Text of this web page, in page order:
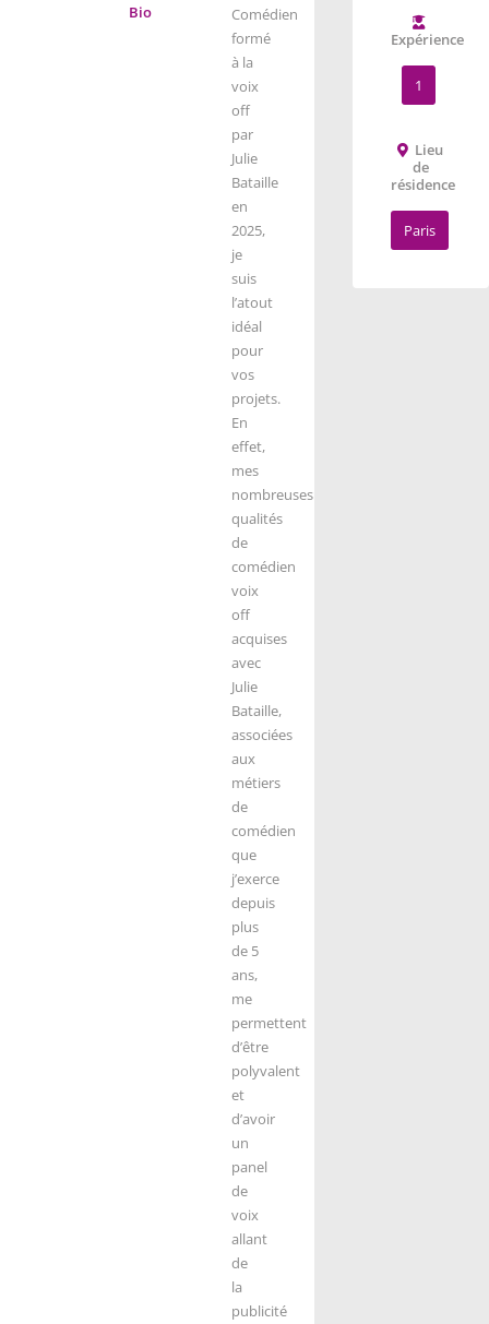
Bio
Comédien
formé
à la
voix
off
par
Julie
Bataille
en
2025,
je
suis
l’atout
idéal
pour
vos
projets.
En
effet,
mes
nombreuses
qualités
de
comédien
voix
off
acquises
avec
Julie
Bataille,
associées
aux
métiers
de
comédien
que
j’exerce
depuis
plus
de 5
ans,
me
permettent
d’être
polyvalent
et
d’avoir
un
panel
de
voix
allant
de
la
publicité
Expérience
1
Lieu
de
résidence
Paris